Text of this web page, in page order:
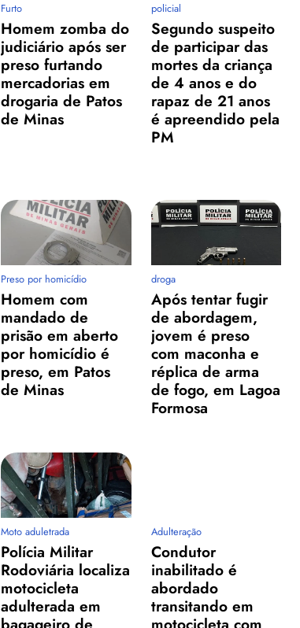
Furto
Homem zomba do
judiciário após ser
preso furtando
mercadorias em
drogaria de Patos
de Minas
policial
Segundo suspeito
de participar das
mortes da criança
de 4 anos e do
rapaz de 21 anos
é apreendido pela
PM
Preso por homicídio
Homem com
mandado de
prisão em aberto
por homicídio é
preso, em Patos
de Minas
droga
Após tentar fugir
de abordagem,
jovem é preso
com maconha e
réplica de arma
de fogo, em Lagoa
Formosa
Moto aduletrada
Polícia Militar
Rodoviária localiza
motocicleta
adulterada em
Adulteração
Condutor
inabilitado é
abordado
transitando em